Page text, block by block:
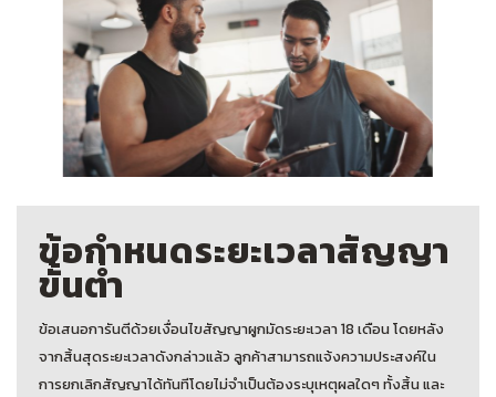
ข้อกำหนดระยะเวลาสัญญา
ขั้นต่ำ
ข้อเสนอการันตีด้วยเงื่อนไขสัญญาผูกมัดระยะเวลา 18 เดือน โดยหลัง
จากสิ้นสุดระยะเวลาดังกล่าวแล้ว ลูกค้าสามารถแจ้งความประสงค์ใน
การยกเลิกสัญญาได้ทันทีโดยไม่จำเป็นต้องระบุเหตุผลใดๆ ทั้งสิ้น และ